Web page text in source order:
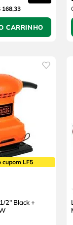
168,33
CARRINHO
cupom LF5
2" Black +